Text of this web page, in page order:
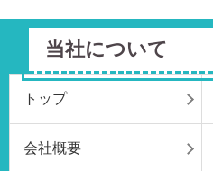
当社について
トップ
会社概要